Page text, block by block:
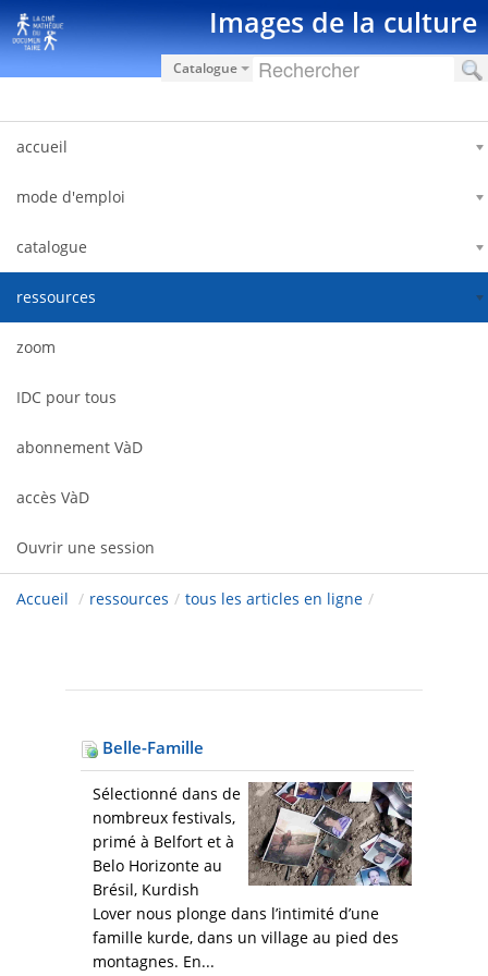
Saut au contenu Images de la culture
Catalogue
accueil
mode d'emploi
catalogue
ressources
zoom
IDC pour tous
abonnement VàD
accès VàD
Ouvrir une session
Accueil / ressources / tous les articles en ligne /
Belle-Famille
Sélectionné dans de
nombreux festivals,
primé à Belfort et à
Belo Horizonte au
Brésil, Kurdish
Lover nous plonge dans l’intimité d’une
famille kurde, dans un village au pied des
montagnes. En...